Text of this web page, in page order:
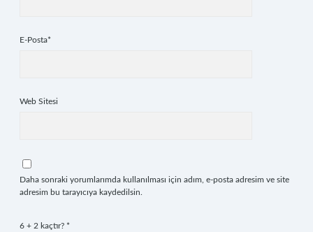
E-Posta*
Web Sitesi
Daha sonraki yorumlarımda kullanılması için adım, e-posta adresim ve site
adresim bu tarayıcıya kaydedilsin.
6 + 2 kaçtır? *